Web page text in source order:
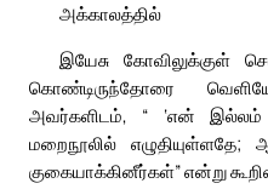
அக்காலத்தில்
இயேசு கோவிலுக்குள்
கொண்டிருந்தோரை
அவர்களிடம், “ ‘என்
மறைநூலில்
குகையாக்கினீர்கள்” என்று